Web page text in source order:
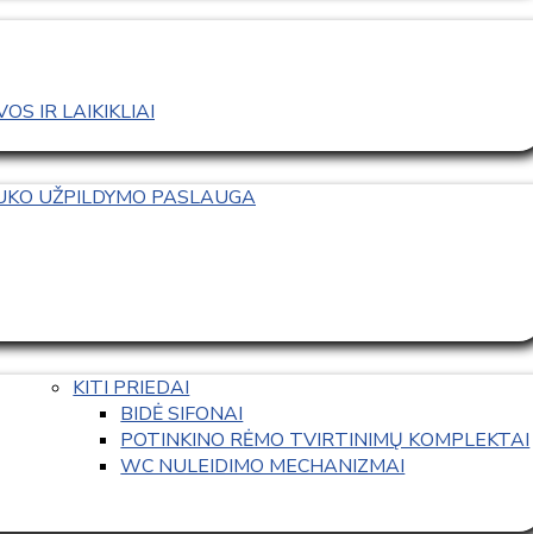
IR LAIKIKLIAI
UŽPILDYMO PASLAUGA
KITI PRIEDAI
BIDĖ SIFONAI
POTINKINO RĖMO TVIRTINIMŲ KOMPLEKTAI
WC NULEIDIMO MECHANIZMAI